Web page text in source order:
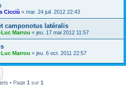
Cicciù « mar. 24 juil. 2012 22:43
camponotus latéralis
Marrou « jeu. 17 mai 2012 11:57
Marrou « jeu. 6 oct. 2011 22:57
• Page 1 sur 1